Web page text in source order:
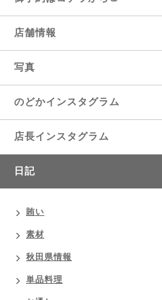
店舗情報
写真
のどかインスタグラム
店長インスタグラム
日記
賄い
素材
秋田県情報
単品料理